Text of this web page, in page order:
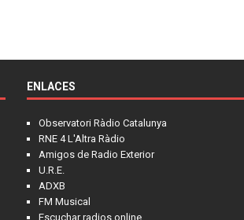
ENLACES
Observatori Ràdio Catalunya
RNE 4 L'Altra Ràdio
Amigos de Radio Exterior
U.R.E.
ADXB
FM Musical
Escuchar radios online